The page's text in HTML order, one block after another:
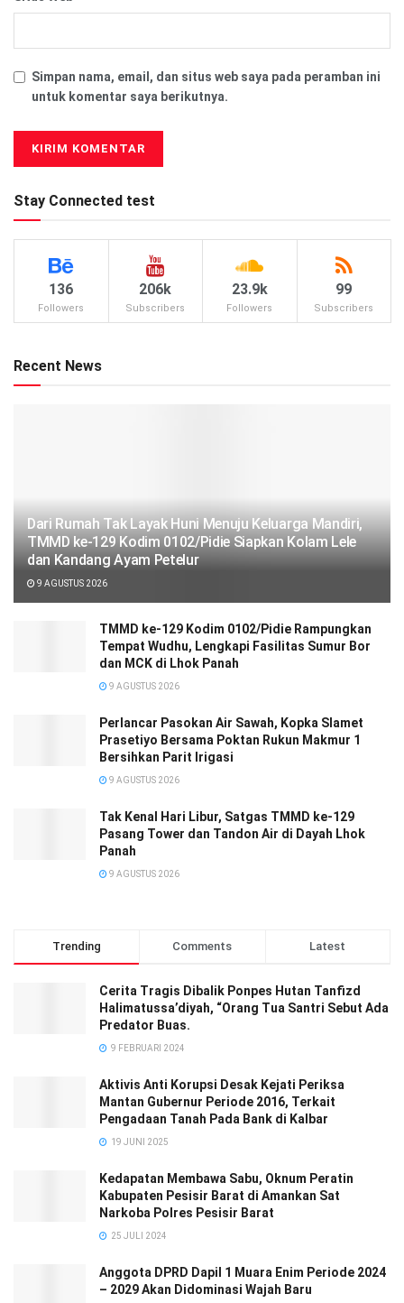
Simpan nama, email, dan situs web saya pada peramban ini
untuk komentar saya berikutnya.
Stay Connected test
136
Followers
206k
Subscribers
23.9k
Followers
99
Subscribers
Recent News
Dari Rumah Tak Layak Huni Menuju Keluarga Mandiri,
TMMD ke-129 Kodim 0102/Pidie Siapkan Kolam Lele
dan Kandang Ayam Petelur
9 AGUSTUS 2026
TMMD ke-129 Kodim 0102/Pidie Rampungkan
Tempat Wudhu, Lengkapi Fasilitas Sumur Bor
dan MCK di Lhok Panah
9 AGUSTUS 2026
Perlancar Pasokan Air Sawah, Kopka Slamet
Prasetiyo Bersama Poktan Rukun Makmur 1
Bersihkan Parit Irigasi
9 AGUSTUS 2026
Tak Kenal Hari Libur, Satgas TMMD ke-129
Pasang Tower dan Tandon Air di Dayah Lhok
Panah
9 AGUSTUS 2026
Trending Comments Latest
Cerita Tragis Dibalik Ponpes Hutan Tanfizd
Halimatussa’diyah, “Orang Tua Santri Sebut Ada
Predator Buas.
9 FEBRUARI 2024
Aktivis Anti Korupsi Desak Kejati Periksa
Mantan Gubernur Periode 2016, Terkait
Pengadaan Tanah Pada Bank di Kalbar
19 JUNI 2025
Kedapatan Membawa Sabu, Oknum Peratin
Kabupaten Pesisir Barat di Amankan Sat
Narkoba Polres Pesisir Barat
25 JULI 2024
Anggota DPRD Dapil 1 Muara Enim Periode 2024
– 2029 Akan Didominasi Wajah Baru